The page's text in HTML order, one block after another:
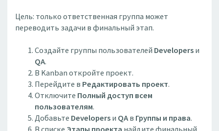
Цель: только ответственная группа может
переводить задачи в финальный этап.
Создайте группы пользователей Developersи
QA.
В Kanban откройте проект.
Перейдите в Редактировать проект.
Отключите Полный доступ всем
пользователям.
Добавьте Developersи QAв Группы и права.